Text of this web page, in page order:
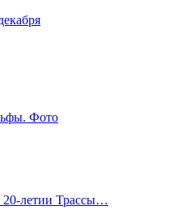
Фото
20-летии Трассы…